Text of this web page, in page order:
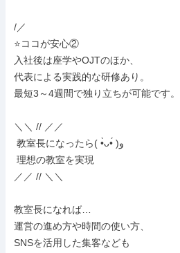
/／
⭐ココが安心②
入社後は座学やOJTのほか、
代表による実践的な研修あり。
最短3～4週間で独り立ちが可能です。
＼＼ // ／／
／／ // ＼＼
教室長になれば…
運営の進め方や時間の使い方、
SNSを活用した集客なども